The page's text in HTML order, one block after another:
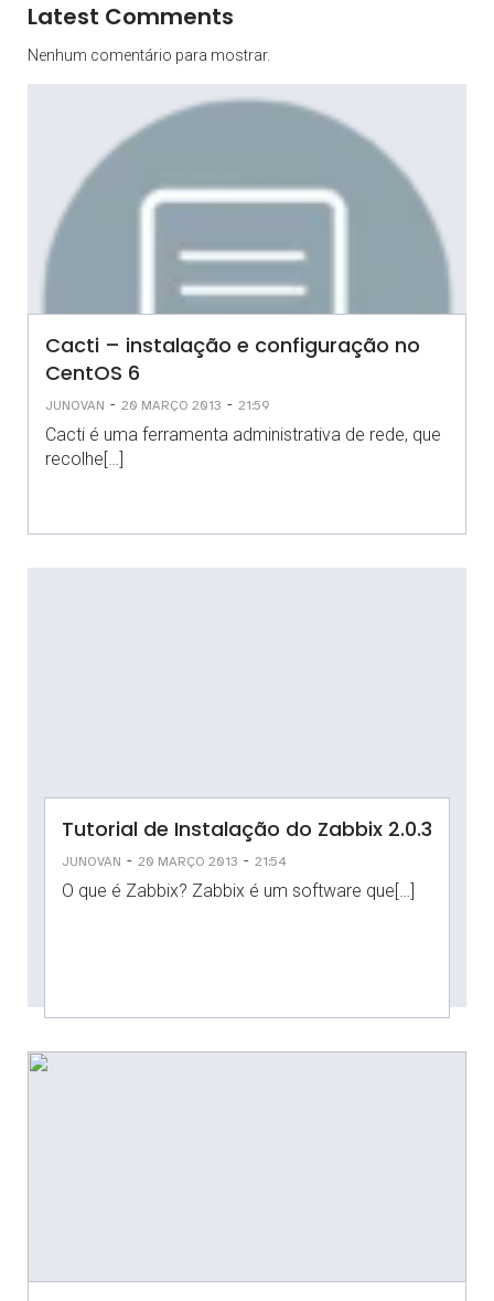
Latest Comments
Nenhum comentário para mostrar.
Cacti – instalação e configuração no
CentOS 6
JUNOVAN - 20 MARÇO 2013 - 21:59
Cacti é uma ferramenta administrativa de rede, que
recolhe[…]
Tutorial de Instalação do Zabbix 2.0.3
JUNOVAN - 20 MARÇO 2013 - 21:54
O que é Zabbix? Zabbix é um software que[…]